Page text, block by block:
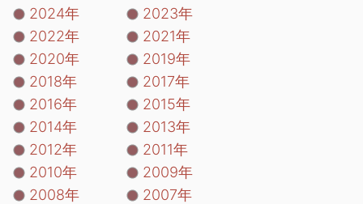
2024年
2023年
2022年
2021年
2020年
2019年
2018年
2017年
2016年
2015年
2014年
2013年
2012年
2011年
2010年
2009年
2008年
2007年